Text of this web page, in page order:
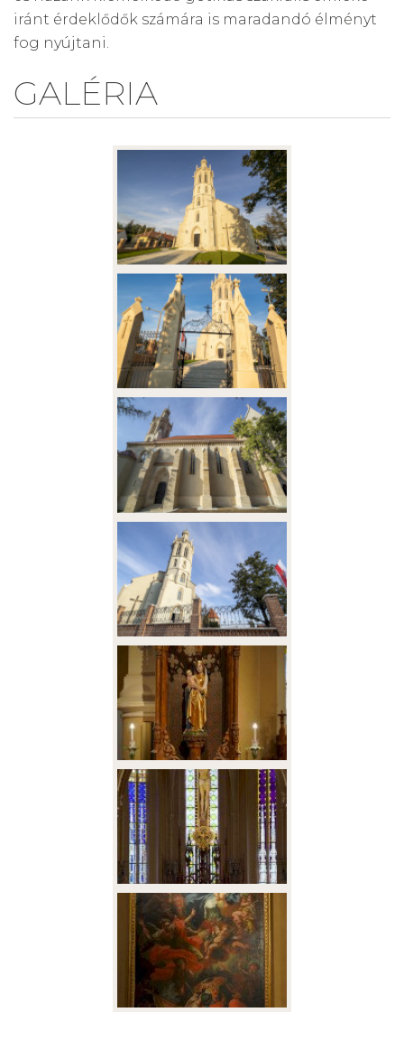
iránt érdeklődők számára is maradandó élményt
fog nyújtani.
GALÉRIA